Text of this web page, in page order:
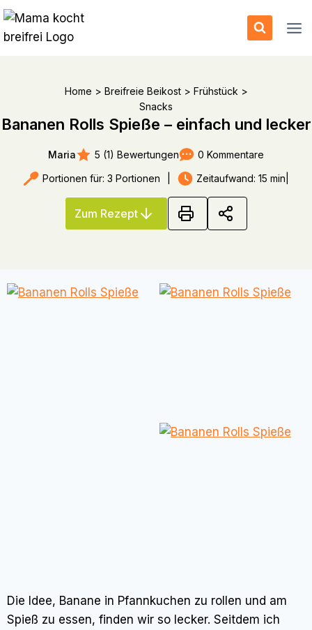
Zum
Home > Breifreie Beikost> Frühstück >
Snacks
Bananen Rolls Spieße – einfach und lecker
Maria 5 (1) Bewertungen 0 Kommentare
Portionen für: 3 Portionen Zeitaufwand: 15 min
Zum Rezept
Die Idee, Banane in Pfannkuchen zu rollen und am
Spieß zu essen, finden wir so lecker. Seitdem ich